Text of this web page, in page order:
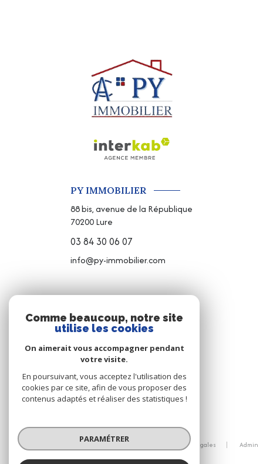
PY IMMOBILIER
88 bis, avenue de la République
70200Lure
03 84 30 06 07
info@py-immobilier.com
NOUS SUIVRE
© 2026 | Tous droits réservés
Nos partenaires Mentions légales
Admin
Comme beaucoup, notre site
utilise les cookies
On aimerait vous accompagner pendant
votre visite.
En poursuivant, vous acceptez l'utilisation des
cookies par ce site, afin de vous proposer des
contenus adaptés et réaliser des statistiques !
PARAMÉTRER